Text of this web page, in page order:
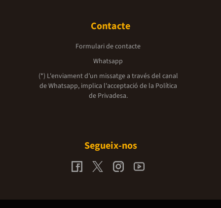
Contacte
Formulari de contacte
Whatsapp
(*) L'enviament d’un missatge a través del canal
de Whatsapp, implica l'acceptació de la Política
de Privadesa.
Segueix-nos